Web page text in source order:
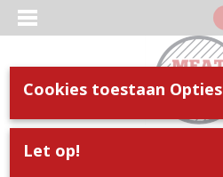
Inloggen
Cookies toestaan Opties
Let op!